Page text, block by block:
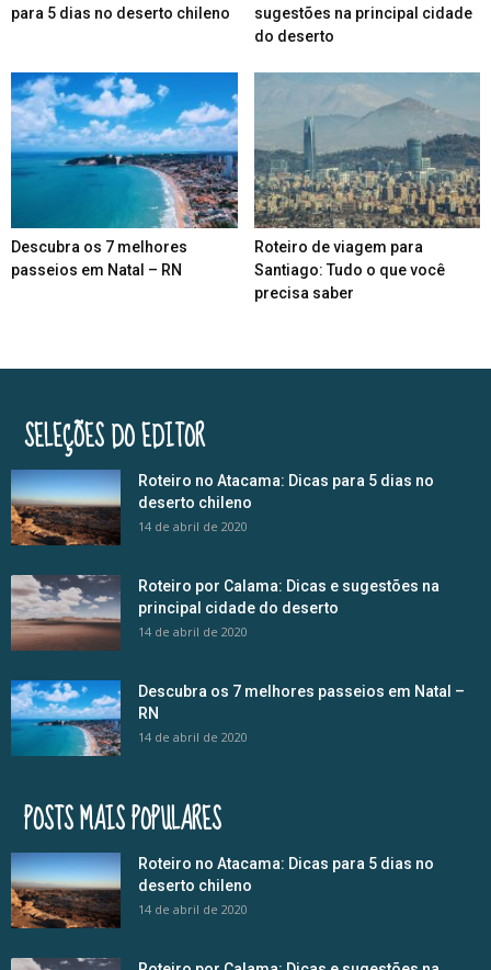
para 5 dias no deserto chileno
sugestões na principal cidade
do deserto
Descubra os 7 melhores
passeios em Natal – RN
Roteiro de viagem para
Santiago: Tudo o que você
precisa saber
SELEÇÕES DO EDITOR
Roteiro no Atacama: Dicas para 5 dias no
deserto chileno
14 de abril de 2020
Roteiro por Calama: Dicas e sugestões na
principal cidade do deserto
14 de abril de 2020
Descubra os 7 melhores passeios em Natal –
RN
14 de abril de 2020
POSTS MAIS POPULARES
Roteiro no Atacama: Dicas para 5 dias no
deserto chileno
14 de abril de 2020